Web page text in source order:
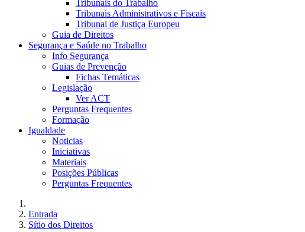
Tribunais do Trabalho
Tribunais Administrativos e Fiscais
Tribunal de Justiça Europeu
Guia de Direitos
Segurança e Saúde no Trabalho
Info Segurança
Guias de Prevenção
Fichas Temáticas
Legislação
Ver ACT
Perguntas Frequentes
Formação
Igualdade
Noticias
Iniciativas
Materiais
Posições Públicas
Perguntas Frequentes
Entrada
Sítio dos Direitos